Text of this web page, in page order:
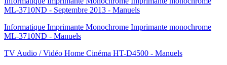
ML-3710ND - Septembre 2013 - Manuels
Informatique Imprimante Monochrome Imprimante monochrome
ML-3710ND - Manuels
TV Audio / Vidéo Home Cinéma HT-D4500 - Manuels